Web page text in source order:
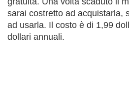
sarai costretto ad acquistarla,
ad usarla. Il costo è di 1,99
dollari annuali.